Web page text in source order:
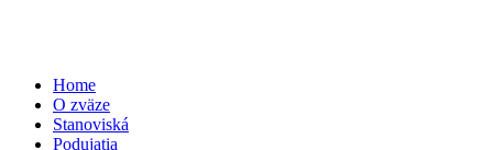
Home
O zväze
Stanoviská
Podujatia